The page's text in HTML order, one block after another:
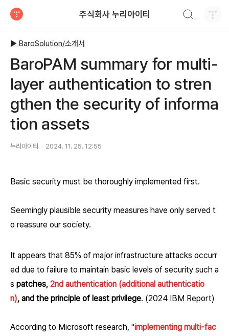
주식회사 누리아이티
▶ BaroSolution/소개서
BaroPAM summary for multi-
layer authentication to stren
gthen the security of informa
tion assets
누리아이티 2024. 11. 25. 12:55
Basic security must be thoroughly implemented first.
Seemingly plausible security measures have only served t
o reassure our society.
It appears that 85% of major infrastructure attacks occurr
ed due to failure to maintain basic levels of security such a
s patches, 2nd authentication (additional authenticatio
n), and the principle of least privilege. (2024 IBM Report)
According to Microsoft research, "implementing multi-fac